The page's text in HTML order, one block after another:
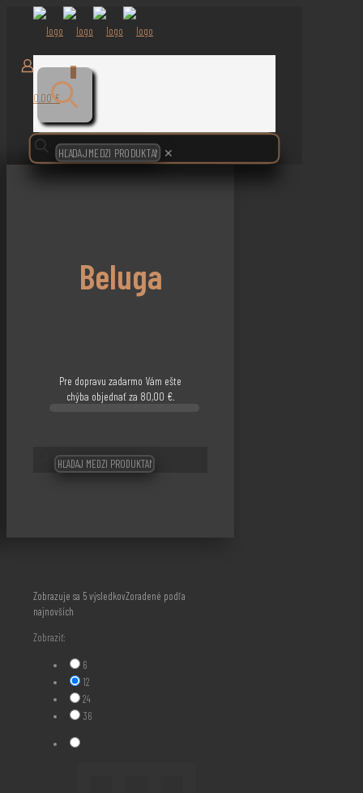
0,00 €
✕
Beluga
Pre dopravu zadarmo Vám ešte
chýba objednať za 80,00 €.
Zobrazuje sa 5 výsledkovZoradené podľa
najnovších
Zobraziť:
6
12
24
36